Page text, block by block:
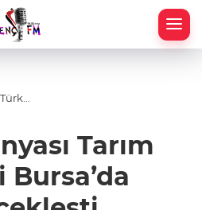
Türk
Bursa’da
gerçekleşti
Tarım
Bursa’da